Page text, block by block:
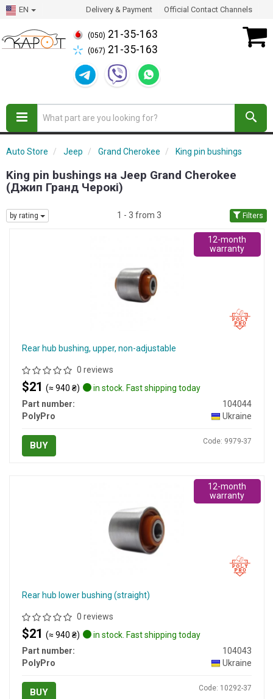
EN Delivery & Payment Official Contact Channels
(050) 21-35-163
(067) 21-35-163
Auto Store Jeep Grand Cherokee King pin bushings
King pin bushings на Jeep Grand Cherokee
(Джип Гранд Черокі)
by rating 1 - 3 from 3 Filters
Rear hub bushing, upper, non-adjustable
0 reviews
$21 (≈ 940 ₴)
in stock. Fast shipping today
Part number:
104044
PolyPro
Ukraine
BUY Code: 9979-37
12-month
warranty
Rear hub lower bushing (straight)
0 reviews
$21 (≈ 940 ₴)
in stock. Fast shipping today
Part number:
104043
PolyPro
Ukraine
BUY Code: 10292-37
12-month
warranty